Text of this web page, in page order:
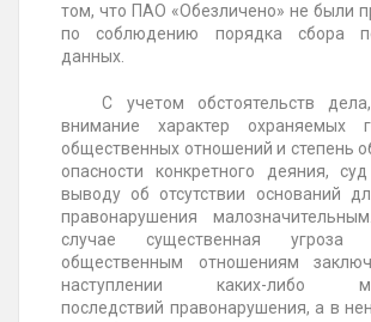
том, что ПАО «Обезличено» не были
по соблюдению порядка сбора
данных.
С учетом обстоятельств
внимание характер охраняемых
общественных отношений и степень
опасности конкретного деяния,
выводу об отсутствии оснований
правонарушения
случае существенная угроза
общественным отношениям
наступлении каких-либо
последствий правонарушения, а в